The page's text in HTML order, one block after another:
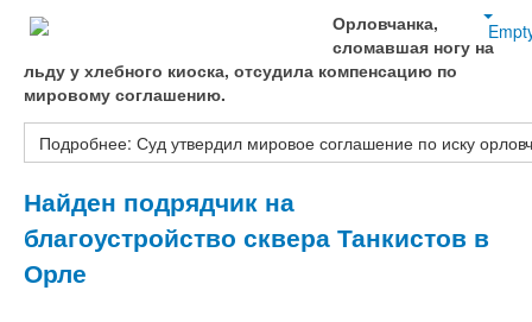
Орловчанка,
сломавшая ногу на
льду у хлебного киоска, отсудила компенсацию по
мировому соглашению.
Подробнее: Суд утвердил мировое соглашение по иску
Найден подрядчик на
благоустройство сквера Танкистов в
Орле